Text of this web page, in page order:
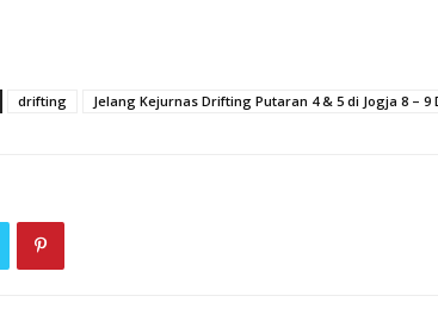
drifting Jelang Kejurnas Drifting Putaran 4 & 5 di Jogja 8 – 9